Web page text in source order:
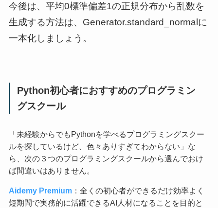
今後は、平均0標準偏差1の正規分布から乱数を
生成する方法は、Generator.standard_normalに
一本化しましょう。
Python初心者におすすめのプログラミン
グスクール
「未経験からでもPythonを学べるプログラミングスクー
ルを探しているけど、色々ありすぎてわからない」な
ら、次の３つのプログラミングスクールから選んでおけ
ば間違いはありません。
Aidemy Premium：全くの初心者ができるだけ効率よく
短期間で実務的に活躍できるAI人材になることを目的と